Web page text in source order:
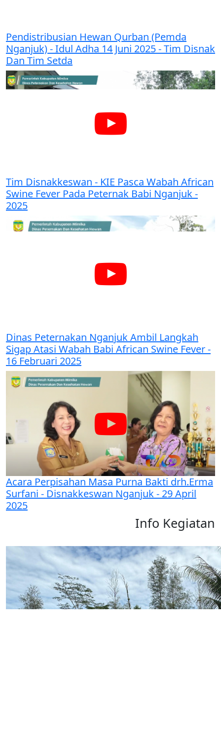
Pendistribusian Hewan Qurban (Pemda
Nganjuk) - Idul Adha 14 Juni 2025 - Tim Disnak
Dan Tim Setda
Tim Disnakkeswan - KIE Pasca Wabah African
Swine Fever Pada Peternak Babi Nganjuk -
2025
Dinas Peternakan Nganjuk Ambil Langkah
Sigap Atasi Wabah Babi African Swine Fever -
16 Februari 2025
Acara Perpisahan Masa Purna Bakti drh.Erma
Surfani - Disnakkeswan Nganjuk - 29 April
2025
Info Kegiatan